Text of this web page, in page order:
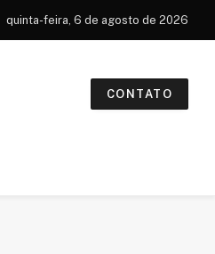
quinta-feira, 6 de agosto de 2026
CONTATO